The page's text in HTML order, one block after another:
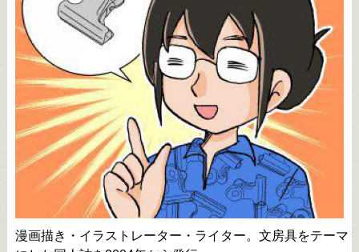
漫画描き・イラストレーター・ライター。文房具をテーマ